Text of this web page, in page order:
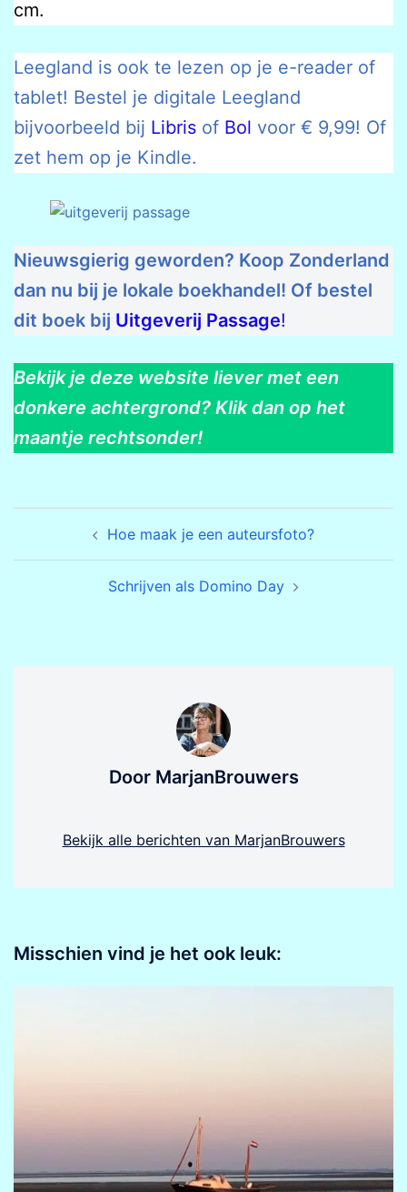
cm.
Leegland is ook te lezen op je e-reader of
tablet! Bestel je digitale Leegland
bijvoorbeeld bij Libris of Bol voor € 9,99! Of
zet hem op je Kindle.
Nieuwsgierig geworden? Koop Zonderland
dan nu bij je lokale boekhandel! Of bestel
dit boek bij Uitgeverij Passage!
Bekijk je deze website liever met een
donkere achtergrond? Klik dan op het
maantje rechtsonder!
navigatieHoe maak je een auteursfoto?
Schrijven als Domino Day
Door MarjanBrouwers
Bekijk alle berichten van MarjanBrouwers
Misschien vind je het ook leuk: